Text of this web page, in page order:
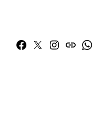
Facebook
TwitterInstagram
issuu